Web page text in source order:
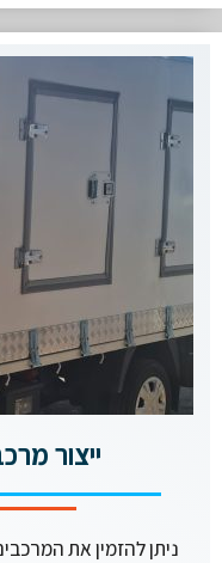
ייצור מרכבי
ניתן להזמין את